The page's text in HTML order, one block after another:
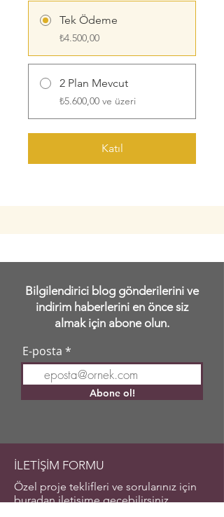
Tek Ödeme
₺4.500,00
2 Plan Mevcut
₺5.600,00 ve üzeri
Katıl
Bilgilendirici blog gönderilerini ve
indirim haberlerini en önce siz
almak için abone olun.
E-posta
Abone ol!
İLETİŞİM FORMU
Özel proje teklifleri ve sorularınız için
buradan iletişime geçebilirsiniz.